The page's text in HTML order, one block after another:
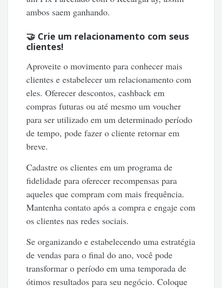
ambos saem ganhando.
🤝 Crie um relacionamento com seus
clientes!
Aproveite o movimento para conhecer mais
clientes e estabelecer um relacionamento com
eles. Oferecer descontos, cashback em
compras futuras ou até mesmo um voucher
para ser utilizado em um determinado período
de tempo, pode fazer o cliente retornar em
breve.
Cadastre os clientes em um programa de
fidelidade para oferecer recompensas para
aqueles que compram com mais frequência.
Mantenha contato após a compra e engaje com
os clientes nas redes sociais.
Se organizando e estabelecendo uma estratégia
de vendas para o final do ano, você pode
transformar o período em uma temporada de
ótimos resultados para seu negócio. Coloque